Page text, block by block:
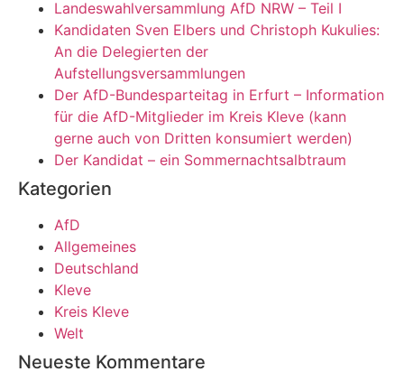
Landeswahlversammlung AfD NRW – Teil I
Kandidaten Sven Elbers und Christoph Kukulies:
An die Delegierten der
Aufstellungsversammlungen
Der AfD-Bundesparteitag in Erfurt – Information
für die AfD-Mitglieder im Kreis Kleve (kann
gerne auch von Dritten konsumiert werden)
Der Kandidat – ein Sommernachtsalbtraum
Kategorien
AfD
Allgemeines
Deutschland
Kleve
Kreis Kleve
Welt
Neueste Kommentare